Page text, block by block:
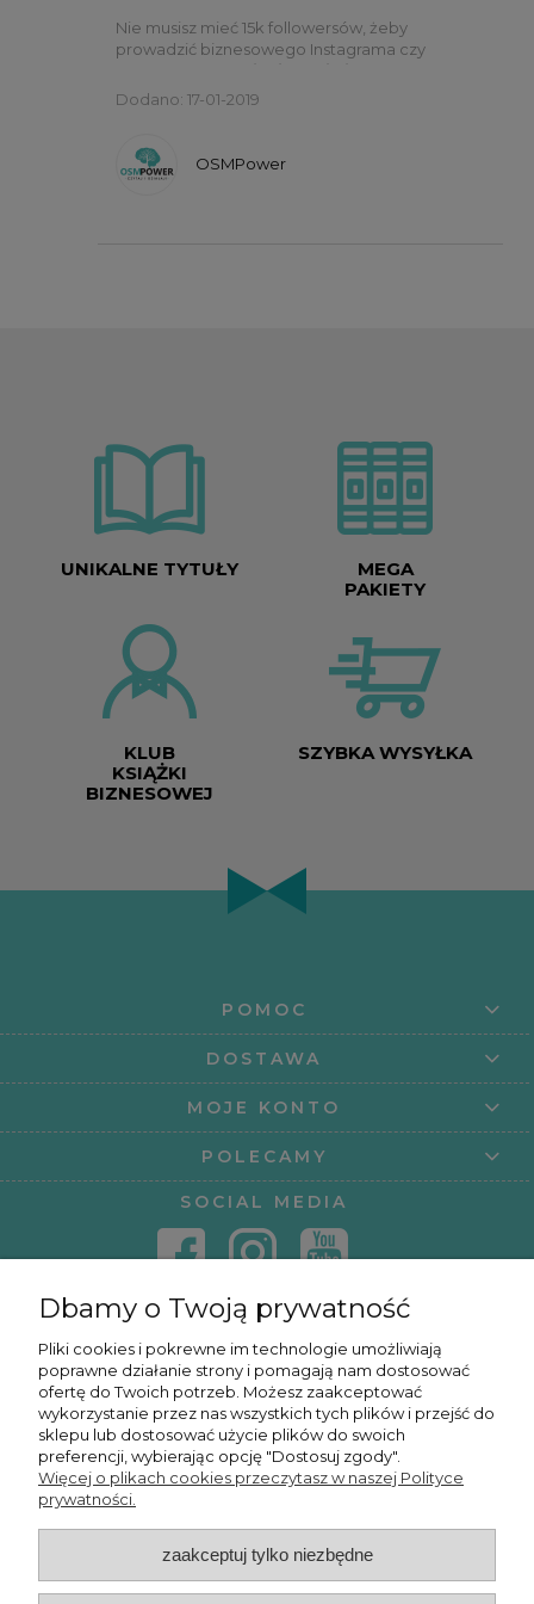
Dodano: 17-01-2019
Nie musisz mieć 15k followersów, żeby
prowadzić biznesowego Instagrama czy
społeczności, ale jej JAKOŚĆ.
OSMPower
UNIKALNE TYTUŁY
MEGA
PAKIETY
KLUB
KSIĄŻKI
BIZNESOWEJ
SZYBKA WYSYŁKA
POMOC
DOSTAWA
MOJE KONTO
POLECAMY
SOCIAL MEDIA
KURSY ONLINE
OSMPOWER SP. Z O.O.
POKAŻ PEŁNĄ WERSJĘ STRONY
Dbamy o Twoją prywatność
Pliki cookies i pokrewne im technologie umożliwiają
poprawne działanie strony i pomagają nam dostosować
ofertę do Twoich potrzeb. Możesz zaakceptować
wykorzystanie przez nas wszystkich tych plików i przejść do
sklepu lub dostosować użycie plików do swoich
preferencji, wybierając opcję "Dostosuj zgody".
Więcej o plikach cookies przeczytasz w naszej Polityce
prywatności.
zaakceptuj tylko niezbędne